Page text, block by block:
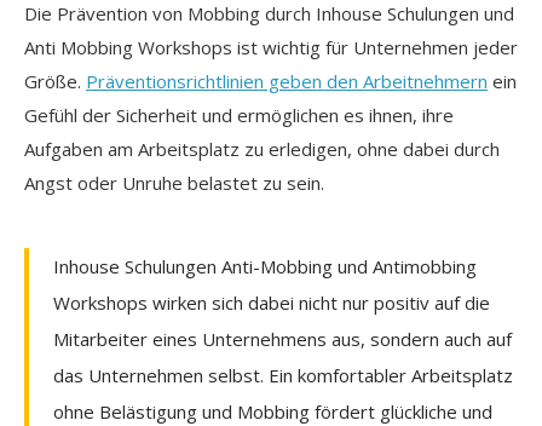
Die Prävention von Mobbing durch Inhouse Schulungen und
Anti Mobbing Workshops ist wichtig für Unternehmen jeder
Größe. Präventionsrichtlinien geben den Arbeitnehmern ein
Gefühl der Sicherheit und ermöglichen es ihnen, ihre
Aufgaben am Arbeitsplatz zu erledigen, ohne dabei durch
Angst oder Unruhe belastet zu sein.
Inhouse Schulungen Anti-Mobbing und Antimobbing
Workshops wirken sich dabei nicht nur positiv auf die
Mitarbeiter eines Unternehmens aus, sondern auch auf
das Unternehmen selbst. Ein komfortabler Arbeitsplatz
ohne Belästigung und Mobbing fördert glückliche und